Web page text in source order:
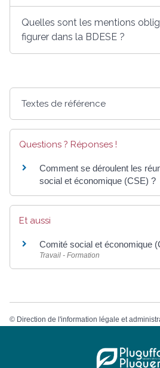
Quelles sont les mentions
figurer dans la BDESE ?
Textes de référence
Questions ? Réponses !
Comment se déroulent les
social et économique (CSE) ?
Et aussi
Comité social et économique
Travail - Formation
© Direction de l'information légale et